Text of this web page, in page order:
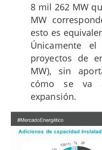
8 mil 262 MW
MW
esto es
Únicamente
proyectos de
MW), sin
cómo se va
expansión.